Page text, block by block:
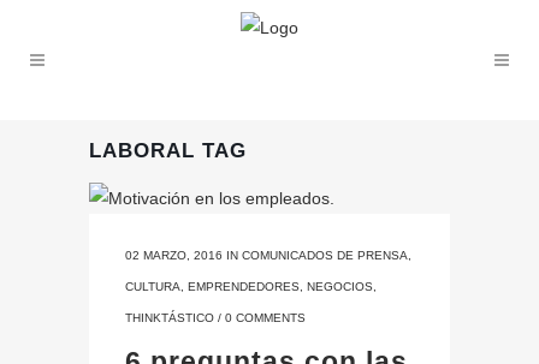
LABORAL TAG
02 MARZO, 2016 IN COMUNICADOS DE PRENSA
CULTURA EMPRENDEDORES NEGOCIOS
THINKTÁSTICO / 0 COMMENTS